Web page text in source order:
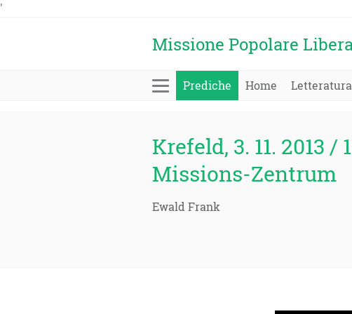
'
Missione Popolare
Prediche Home Letteratura
Krefeld, 3. 11. 2013 /
Missions-Zentrum
Ewald Frank